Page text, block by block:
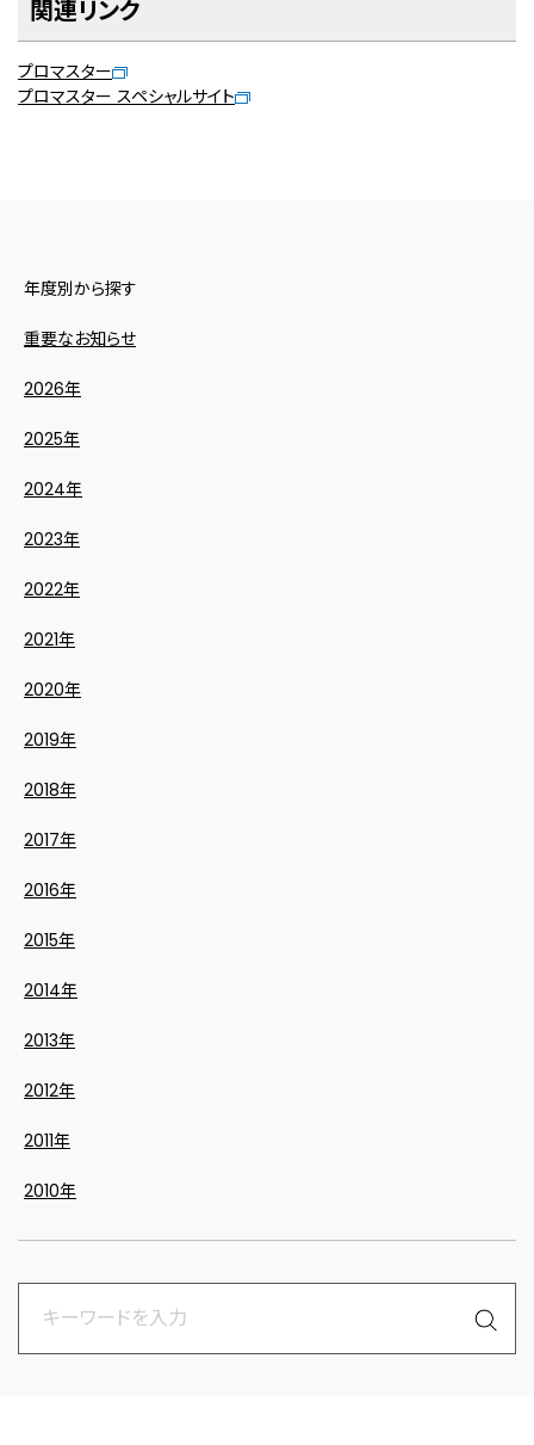
関連リンク
プロマスター
プロマスター スペシャルサイト
年度別から探す
重要なお知らせ
2026年
2025年
2024年
2023年
2022年
2021年
2020年
2019年
2018年
2017年
2016年
2015年
2014年
2013年
2012年
2011年
2010年